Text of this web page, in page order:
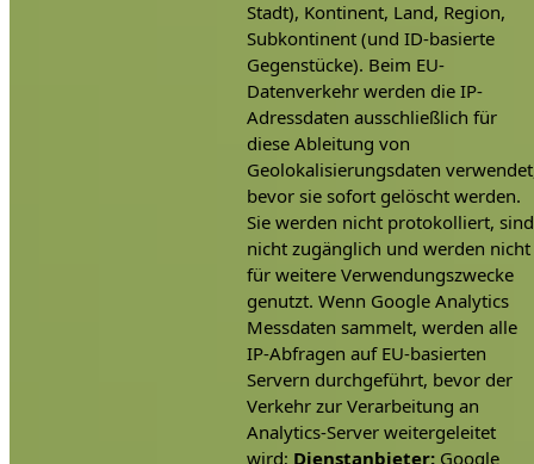
Stadt), Kontinent, Land, Region,
Subkontinent (und ID-basierte
Gegenstücke). Beim EU-
Datenverkehr werden die IP-
Adressdaten ausschließlich für
diese Ableitung von
Geolokalisierungsdaten
bevor sie sofort gelöscht werden.
Sie werden nicht protokolliert, sind
nicht zugänglich und werden nicht
für weitere Verwendungszwecke
genutzt. Wenn Google Analytics
Messdaten sammelt, werden alle
IP-Abfragen auf EU-basierten
Servern durchgeführt, bevor der
Verkehr zur Verarbeitung an
Analytics-Server weitergeleitet
wird; Dienstanbieter:Google